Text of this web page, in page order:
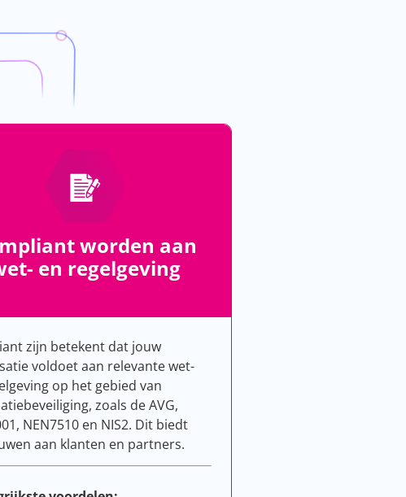
worden aan
en regelgeving
zijn betekent dat jouw
voldoet aan relevante wet-
op het gebied van
zoals de AVG,
NEN7510 en NIS2. Dit biedt
aan klanten en partners.